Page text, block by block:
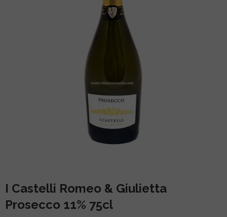
I Castelli Romeo & Giulietta
Prosecco 11% 75cl